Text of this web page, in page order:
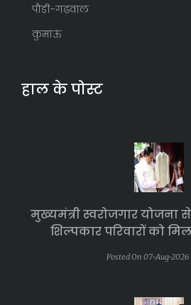
पौड़ी-गढ़वाल
कुमाऊं
हाल के पोस्ट
मुख्यमंत्री स्वरोजगार
शिल्पकार परिवारों को
Posted On 07-Aug-2026